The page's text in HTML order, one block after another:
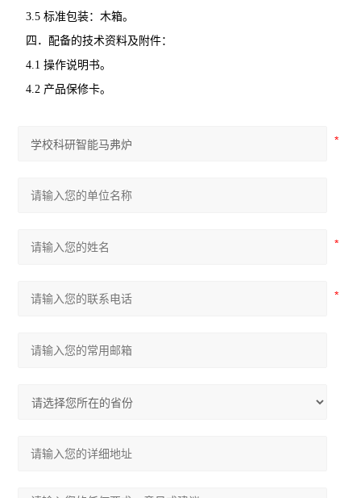
3.5 标准包装：木箱。
四．配备的技术资料及附件：
4.1 操作说明书。
4.2 产品保修卡。